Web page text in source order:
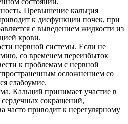
Превышение кальция
к дисфункции почек, при
с выведением жидкости из
крови.
нервной системы. Если не
со временем переизбыток
к проблемам с нервной
осложнением со
слабоумие.
Кальций принимает участие в
сердечных сокращений,
часто приводит к нерегулярному